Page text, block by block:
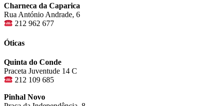
Charneca da Caparica
Rua António Andrade, 6
212 962 677
Óticas
Quinta do Conde
Praceta Juventude 14 C
212 109 685
Pinhal Novo